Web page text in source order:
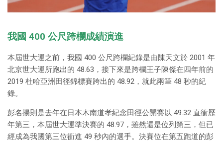
我國 400 公尺跨欄成績演進
本屆世大運之前，我國 400 公尺跨欄紀錄是由陳天文於 2001 年
北京世大運所跑出的 48.63，接下來是跨欄王子陳傑在四年前的
2019 杜哈亞洲田徑錦標賽跨出的 48.92，就此兩筆 48 秒的紀
錄。
彭名揚則是去年在日本木南道孝紀念田徑公開賽以 49.32 直衝歷
年第三，本屆世大運準決賽的 48.97，雖然還是位列第三，但已
經成為我國第三位衝進 49 秒內的選手。決賽位在第五跑道的彭